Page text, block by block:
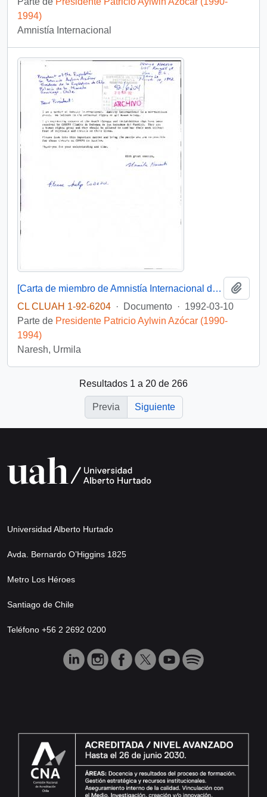
1994)
Amnistía Internacional
[Carta de miembro de Amnistía Internacional dirigida al Presidente Patricio Aylwin]
CL CLUAH 1-92-6204 · Documento · 1992-03-10
Parte de Presidente Patricio Aylwin Azócar (1990-
1994)
Naresh, Urmila
Resultados 1 a 20 de 266
Previa Siguiente
Universidad Alberto Hurtado
Avda. Bernardo O’Higgins 1825
Metro Los Héroes
Santiago de Chile
Teléfono +56 2 2692 0200